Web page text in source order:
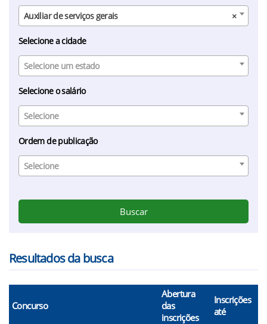
×
Auxiliar de serviços gerais
Selecione a cidade
Selecione um estado
Selecione o salário
Selecione
Ordem de publicação
Selecione
Buscar
Resultados da busca
Concurso
Abertura
das
inscrições
Inscrições
até